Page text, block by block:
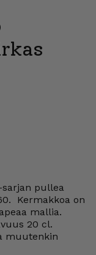
sarjan pullea
Kermakkoa on
mallia.
20 cl.
muutenkin